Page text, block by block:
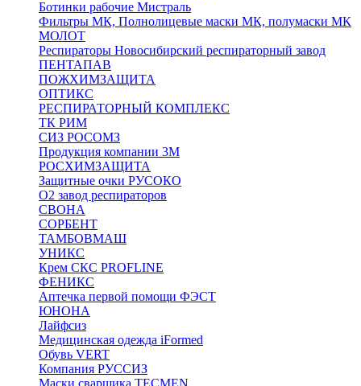
Ботинки рабочие Мистраль
Фильтры МК, Полнолицевые маски МК, полумаски МК
МОЛОТ
Респираторы Новосибирский респираторный завод
ПЕНТАПАВ
ПОЖХИМЗАЩИТА
ОПТИКС
РЕСПИРАТОРНЫЙ КОМПЛЕКС
ТК РИМ
СИЗ РОСОМЗ
Продукция компании 3M
РОСХИМЗАЩИТА
Защитные очки РУСОКО
О2 завод респираторов
СВОНА
СОРБЕНТ
ТАМБОВМАШ
УНИКС
Крем СКС PROFLINE
ФЕНИКС
Аптечка первой помощи ФЭСТ
ЮНОНА
Лайфсиз
Медицинская одежда iFormed
Обувь VERT
Компания РУССИЗ
Маски сварщика TECMEN